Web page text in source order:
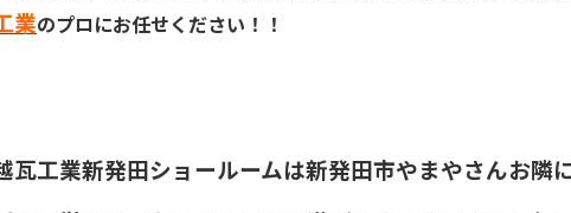
業のプロにお任せください！！
瓦工業新発田ショールームは新発田市やまやさんお隣に